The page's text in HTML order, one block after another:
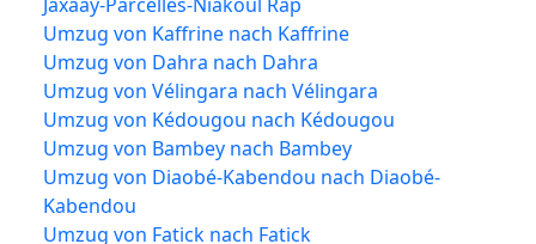
Umzug von Kaffrine nach Kaffrine
Umzug von Dahra nach Dahra
Umzug von Vélingara nach Vélingara
Umzug von Kédougou nach Kédougou
Umzug von Bambey nach Bambey
Umzug von Diaobé-Kabendou nach Diaobé-
Kabendou
Umzug von Fatick nach Fatick